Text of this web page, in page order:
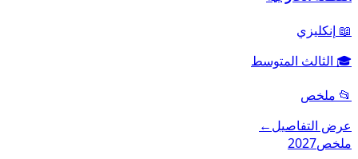
📖 إنكليزي
🎓 الثالث المتوسط
📂 ملخص
عرض التفاصيل←
ملخص2027